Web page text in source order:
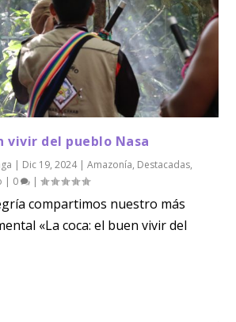
vivir del pueblo Nasa
| Dic 19, 2024|Amazonía, Destacadas,
| 0 |
compartimos nuestro más
«La coca: el buen vivir del